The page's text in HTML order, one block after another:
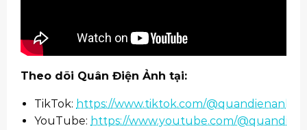
Theo dõi Quân Điện Ảnh tại:
TikTok: https://www.tiktok.com/@quandienanh
YouTube: https://www.youtube.com/